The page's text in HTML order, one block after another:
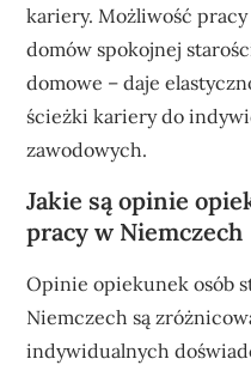
kariery. Możliwość
domów spokojnej
domowe – daje
ścieżki kariery do
zawodowych.
Jakie są opinie
pracy w Niemczech
Opinie opiekunek osób
Niemczech są
indywidualnych